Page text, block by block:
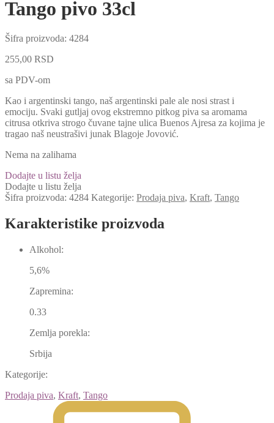
Tango pivo 33cl
Šifra proizvoda: 4284
255,00 RSD
sa PDV-om
Kao i argentinski tango, naš argentinski pale ale nosi strast i
emociju. Svaki gutljaj ovog ekstremno pitkog piva sa aromama
citrusa otkriva strogo čuvane tajne ulica Buenos Ajresa za kojima je
tragao naš neustrašivi junak Blagoje Jovović.
Nema na zalihama
Dodajte u listu želja
Dodajte u listu želja
Šifra proizvoda: 4284 Kategorije: Prodaja piva, Kraft, Tango
Karakteristike proizvoda
Alkohol:
5,6%
Zapremina:
0.33
Zemlja porekla:
Srbija
Kategorije:
Prodaja piva, Kraft, Tango